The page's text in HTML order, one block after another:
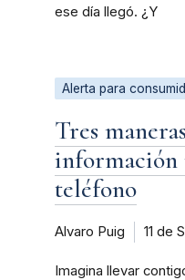
ese día llegó. ¿Y
Alerta para
Tres
información
teléfono
Alvaro Puig 11 de
Imagina llevar